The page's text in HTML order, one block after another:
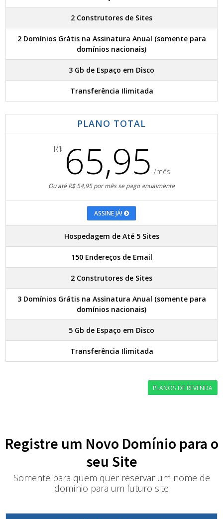
2 Construtores de Sites
2 Domínios Grátis na Assinatura Anual (somente para
domínios nacionais)
3 Gb de Espaço em Disco
Transferência Ilimitada
PLANO TOTAL
R$ 65,95 /mês
Ou até R$ 54,95 por mês se pago anualmente
ASSINE JÁ!
Hospedagem de Até 5 Sites
150 Endereços de Email
2 Construtores de Sites
3 Domínios Grátis na Assinatura Anual (somente para
domínios nacionais)
5 Gb de Espaço em Disco
Transferência Ilimitada
PLANOS DE REVENDA
Registre um Novo Domínio para o
seu Site
Somente para quem quer reservar um nome de
domínio para um futuro site